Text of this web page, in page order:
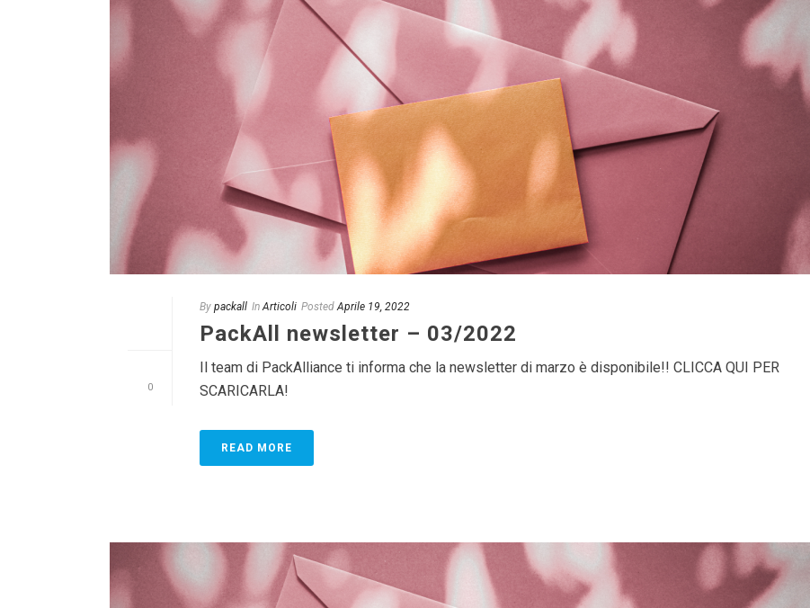
0
By packall In Articoli Posted Aprile 19, 2022
PackAll newsletter – 03/2022
Il team di PackAlliance ti informa che la newsletter di marzo è disponibile!! CLICCA QUI PER
SCARICARLA!
READ MORE